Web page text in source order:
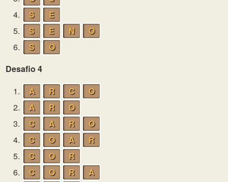
4.
S
E
5.
S E N
O
6.
S
O
Desafio 4
1.
A R C
O
2.
A R
O
3.
C A R
O
4.
C O A
R
5.
C O
R
6.
C O R
A